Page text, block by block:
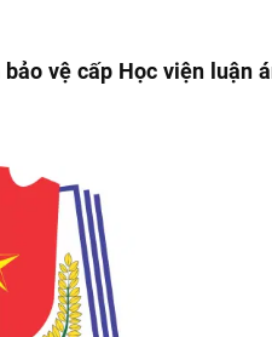
vệ cấp Học viện luận